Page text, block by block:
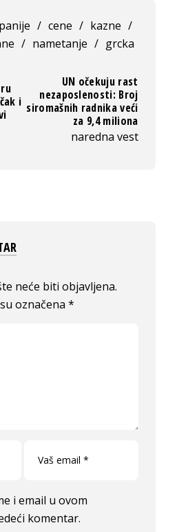
/ cene / kazne /
/ nametanje / grcka
i
UN očekuju rast
nezaposlenosti: Broj
siromašnih radnika veći
za 9,4 miliona
naredna vest
neće biti objavljena.
označena*
i email u ovom
komentar.